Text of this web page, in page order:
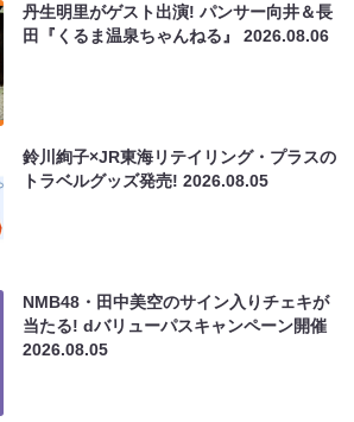
丹生明里がゲスト出演! パンサー向井＆長
田『くるま温泉ちゃんねる』2026.08.06
鈴川絢子×JR東海リテイリング・プラスの
トラベルグッズ発売!2026.08.05
NMB48・田中美空のサイン入りチェキが
当たる! dバリューパスキャンペーン開催
2026.08.05